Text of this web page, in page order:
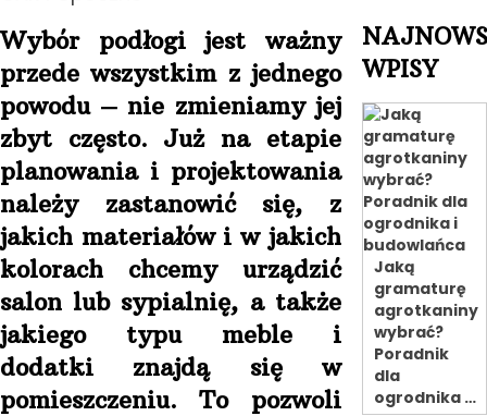
Wybór podłogi jest ważny
przede wszystkim z jednego
powodu – nie zmieniamy jej
zbyt często. Już na etapie
planowania i projektowania
należy zastanowić się, z
jakich materiałów i w jakich
kolorach chcemy urządzić
salon lub sypialnię, a także
jakiego typu meble i
dodatki znajdą się w
pomieszczeniu. To pozwoli
WPISY
Jaką
gramaturę
agrotkaniny
wybrać?
Poradnik
dla
ogrodnika …